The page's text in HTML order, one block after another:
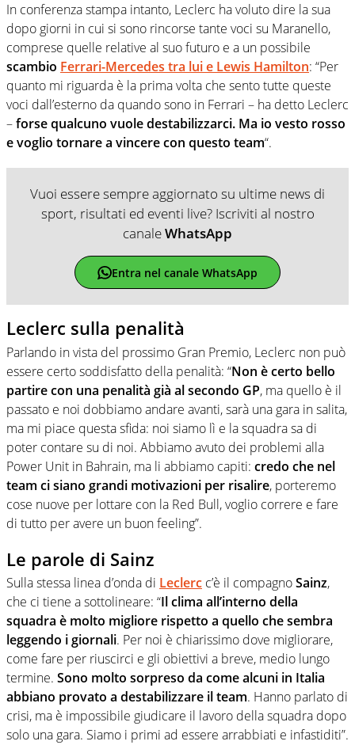
In conferenza stampa intanto, Leclerc ha voluto dire la sua
dopo giorni in cui si sono rincorse tante voci su Maranello,
comprese quelle relative al suo futuro e a un possibile
scambio Ferrari-Mercedes tra lui e Lewis Hamilton: “Per
quanto mi riguarda è la prima volta che sento tutte queste
voci dall’esterno da quando sono in Ferrari – ha detto Leclerc
–forse qualcuno vuole destabilizzarci. Ma io vesto rosso
e voglio tornare a vincere con questo team“.
Vuoi essere sempre aggiornato su ultime news di
sport, risultati ed eventi live? Iscriviti al nostro
canaleWhatsApp
Entra nel canale WhatsApp
Leclerc sulla penalità
Parlando in vista del prossimo Gran Premio, Leclerc non può
essere certo soddisfatto della penalità: “Non è certo bello
partire con una penalità già al secondo GP, ma quello è il
passato e noi dobbiamo andare avanti, sarà una gara in salita,
ma mi piace questa sfida: noi siamo lì e la squadra sa di
poter contare su di noi. Abbiamo avuto dei problemi alla
Power Unit in Bahrain, ma li abbiamo capiti: credo che nel
team ci siano grandi motivazioni per risalire, porteremo
cose nuove per lottare con la Red Bull, voglio correre e fare
di tutto per avere un buon feeling”.
Le parole di Sainz
Sulla stessa linea d’onda di Leclerc c’è il compagnoSainz,
che ci tiene a sottolineare: “Il clima all’interno della
squadra è molto migliore rispetto a quello che sembra
leggendo i giornali. Per noi è chiarissimo dove migliorare,
come fare per riuscirci e gli obiettivi a breve, medio lungo
termine. Sono molto sorpreso da come alcuni in Italia
abbiano provato a destabilizzare il team. Hanno parlato di
crisi, ma è impossibile giudicare il lavoro della squadra dopo
solo una gara. Siamo i primi ad essere arrabbiati e infastiditi”.